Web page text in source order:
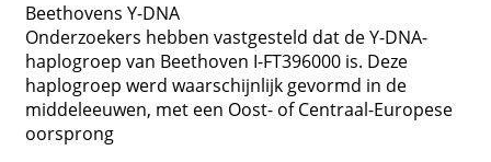
Beethovens Y-DNA
Onderzoekers hebben vastgesteld dat de Y-DNA-
haplogroep van Beethoven I-FT396000 is. Deze
haplogroep werd waarschijnlijk gevormd in de
middeleeuwen, met een Oost- of Centraal-Europese
oorsprong